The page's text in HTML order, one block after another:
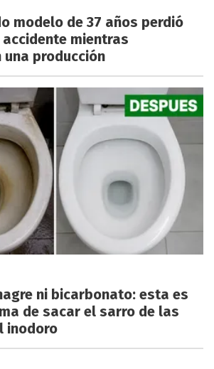
modelo de 37 años perdió
mientras
producción
ni bicarbonato: esta es
de sacar el sarro de las
inodoro